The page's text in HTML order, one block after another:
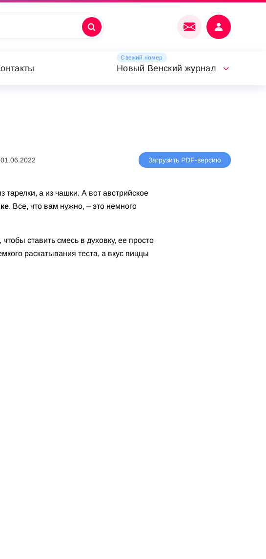
Свежий номер
Новый Венский журнал
01.06.2022 Загрузить PDF-версию
а из чашки. А вот австрийское
. Все, что вам нужно, – это немного
ставить смесь в духовку, ее просто
раскатывания теста, а вкус пиццы